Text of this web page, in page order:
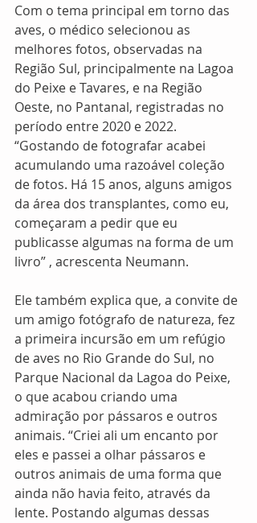
Com o tema principal em torno das
aves, o médico selecionou as
melhores fotos, observadas na
Região Sul, principalmente na Lagoa
do Peixe e Tavares, e na Região
Oeste, no Pantanal, registradas no
período entre 2020 e 2022.
“Gostando de fotografar acabei
acumulando uma razoável coleção
de fotos. Há 15 anos, alguns amigos
da área dos transplantes, como eu,
começaram a pedir que eu
publicasse algumas na forma de um
livro” , acrescenta Neumann.
Ele também explica que, a convite de
um amigo fotógrafo de natureza, fez
a primeira incursão em um refúgio
de aves no Rio Grande do Sul, no
Parque Nacional da Lagoa do Peixe,
o que acabou criando uma
admiração por pássaros e outros
animais. “Criei ali um encanto por
eles e passei a olhar pássaros e
outros animais de uma forma que
ainda não havia feito, através da
lente. Postando algumas dessas